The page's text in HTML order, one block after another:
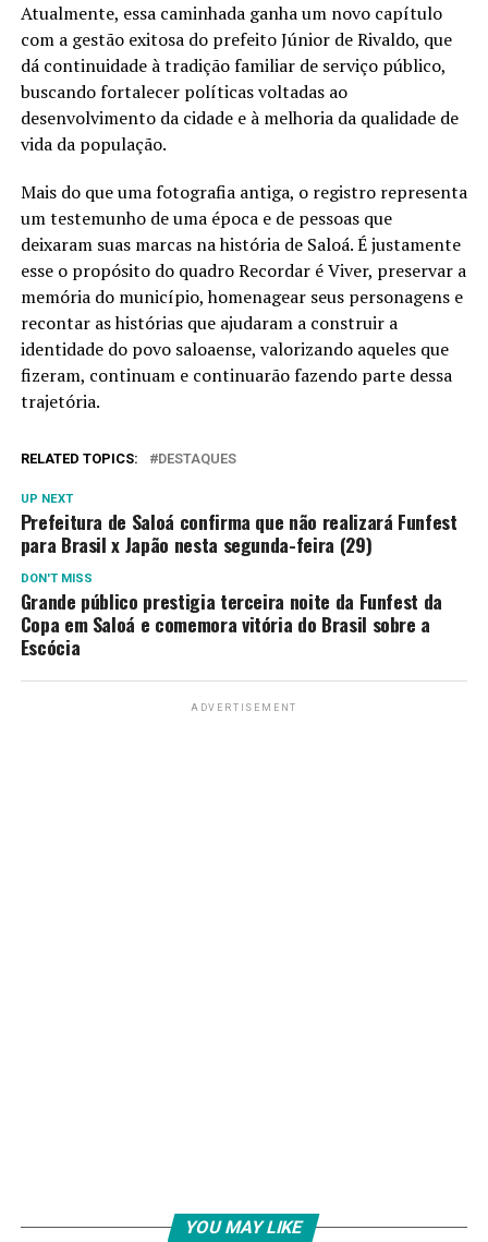
Atualmente, essa caminhada ganha um novo capítulo
com a gestão exitosa do prefeito Júnior de Rivaldo, que
dá continuidade à tradição familiar de serviço público,
buscando fortalecer políticas voltadas ao
desenvolvimento da cidade e à melhoria da qualidade de
vida da população.
Mais do que uma fotografia antiga, o registro representa
um testemunho de uma época e de pessoas que
deixaram suas marcas na história de Saloá. É justamente
esse o propósito do quadro Recordar é Viver, preservar a
memória do município, homenagear seus personagens e
recontar as histórias que ajudaram a construir a
identidade do povo saloaense, valorizando aqueles que
fizeram, continuam e continuarão fazendo parte dessa
trajetória.
RELATED TOPICS: DESTAQUES
UP NEXT
Prefeitura de Saloá confirma que não realizará Funfest
para Brasil x Japão nesta segunda-feira (29)
DON'T MISS
Grande público prestigia terceira noite da Funfest da
Copa em Saloá e comemora vitória do Brasil sobre a
Escócia
ADVERTISEMENT
YOU MAY LIKE